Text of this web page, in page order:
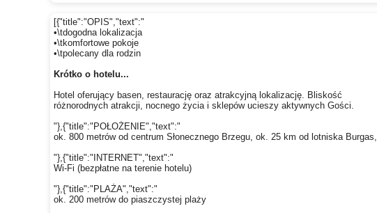
[{"title":"OPIS","text":"
•\tdogodna lokalizacja
•\tkomfortowe pokoje
•\tpolecany dla rodzin
Krótko o hotelu...
Hotel oferujący basen, restaurację oraz atrakcyjną lokalizację. Bliskość
różnorodnych atrakcji, nocnego życia i sklepów ucieszy aktywnych Gości.
"},{"title":"POŁOŻENIE","text":"
ok. 800 metrów od centrum Słonecznego Brzegu, ok. 25 km od lotniska Burgas,
"},{"title":"INTERNET","text":"
Wi-Fi (bezpłatne na terenie hotelu)
"},{"title":"PLAŻA","text":"
ok. 200 metrów do piaszczystej plaży